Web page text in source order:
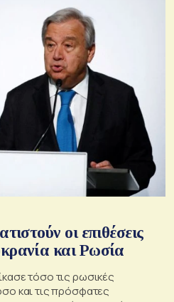
οι επιθέσεις
και Ρωσία
τόσο τις ρωσικές
και τις πρόσφατες